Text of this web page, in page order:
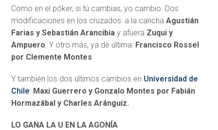
Como en el póker, si tú cambias, yo cambio. Dos
modificaciones en los cruzados: a la cancha Agustián
Farias y Sebastián Arancibia y afuera Zuqui y
Ampuero . Y otro más, ya de última: Francisco Rossel
por Clemente Montes
Y también los dos últimos cambios en Universidad de
Chile: Maxi Guerrero y Gonzalo Montes por Fabián
Hormazábal y Charles Aránguiz.
LO GANA LA U EN LA AGONÍA